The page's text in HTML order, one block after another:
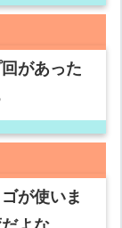
があった
が使いま